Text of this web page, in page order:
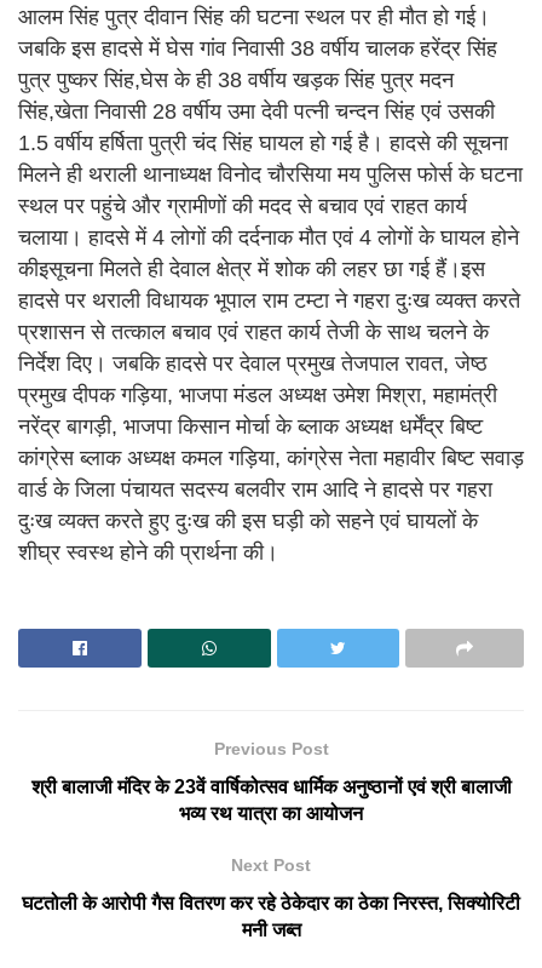
आलम सिंह पुत्र दीवान सिंह की घटना स्थल पर ही मौत हो गई।
जबकि इस हादसे में घेस गांव निवासी 38 वर्षीय चालक हरेंद्र सिंह
पुत्र पुष्कर सिंह,घेस के ही 38 वर्षीय खड़क सिंह पुत्र मदन
सिंह,खेता निवासी 28 वर्षीय उमा देवी पत्नी चन्दन सिंह एवं उसकी
1.5 वर्षीय हर्षिता पुत्री चंद सिंह घायल हो गई है। हादसे की सूचना
मिलने ही थराली थानाध्यक्ष विनोद चौरसिया मय पुलिस फोर्स के घटना
स्थल पर पहुंचे और ग्रामीणों की मदद से बचाव एवं राहत कार्य
चलाया। हादसे में 4 लोगों की दर्दनाक मौत एवं 4 लोगों के घायल होने
कीइसूचना मिलते ही देवाल क्षेत्र में शोक की लहर छा गई हैं।इस
हादसे पर थराली विधायक भूपाल राम टम्टा ने गहरा दुःख व्यक्त करते
प्रशासन से तत्काल बचाव एवं राहत कार्य तेजी के साथ चलने के
निर्देश दिए। जबकि हादसे पर देवाल प्रमुख तेजपाल रावत, जेष्ठ
प्रमुख दीपक गड़िया, भाजपा मंडल अध्यक्ष उमेश मिश्रा, महामंत्री
नरेंद्र बागड़ी, भाजपा किसान मोर्चा के ब्लाक अध्यक्ष धर्मेंद्र बिष्ट
कांग्रेस ब्लाक अध्यक्ष कमल गड़िया, कांग्रेस नेता महावीर बिष्ट सवाड़
वार्ड के जिला पंचायत सदस्य बलवीर राम आदि ने हादसे पर गहरा
दुःख व्यक्त करते हुए दुःख की इस घड़ी को सहने एवं घायलों के
शीघ्र स्वस्थ होने की प्रार्थना की।
Previous Post
श्री बालाजी मंदिर के 23वें वार्षिकोत्सव धार्मिक अनुष्ठानों एवं श्री बालाजी
भव्य रथ यात्रा का आयोजन
Next Post
घटतोली के आरोपी गैस वितरण कर रहे ठेकेदार का ठेका निरस्त, सिक्योरिटी
मनी जब्त